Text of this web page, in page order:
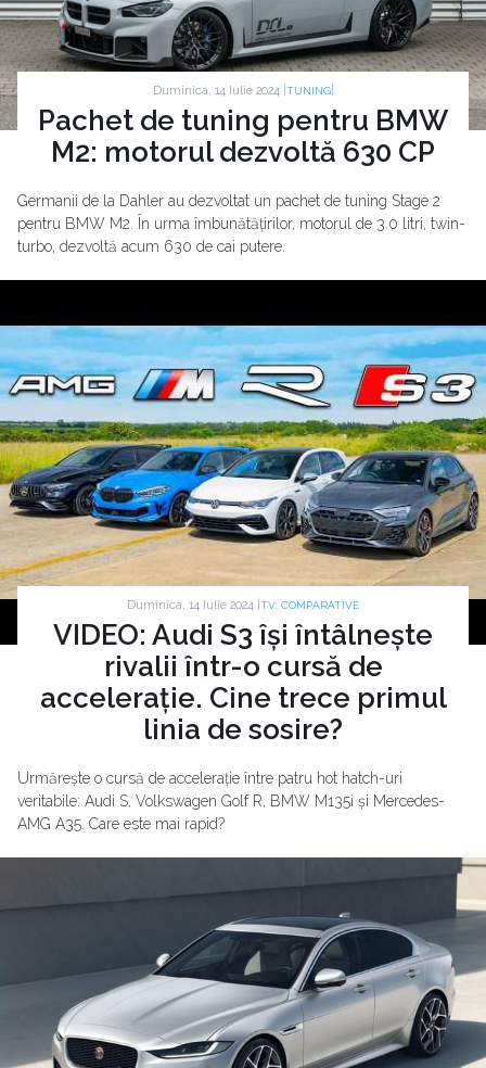
Duminica, 14 Iulie 2024 | TUNING|
Pachet de tuning pentru BMW
M2: motorul dezvoltă 630 CP
Germanii de la Dahler au dezvoltat un pachet de tuning Stage 2
pentru BMW M2. În urma îmbunătățirilor, motorul de 3.0 litri, twin-
turbo, dezvoltă acum 630 de cai putere.
Duminica, 14 Iulie 2024 | TV: COMPARATIVE
VIDEO: Audi S3 își întâlnește
rivalii într-o cursă de
accelerație. Cine trece primul
linia de sosire?
Urmărește o cursă de accelerație între patru hot hatch-uri
veritabile: Audi S, Volkswagen Golf R, BMW M135i și Mercedes-
AMG A35. Care este mai rapid?